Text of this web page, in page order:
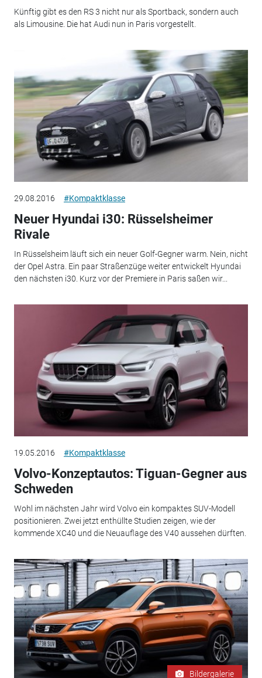
Künftig gibt es den RS 3 nicht nur als Sportback, sondern auch
als Limousine. Die hat Audi nun in Paris vorgestellt.
29.08.2016 #Kompaktklasse
Neuer Hyundai i30: Rüsselsheimer
Rivale
In Rüsselsheim läuft sich ein neuer Golf-Gegner warm. Nein, nicht
der Opel Astra. Ein paar Straßenzüge weiter entwickelt Hyundai
den nächsten i30. Kurz vor der Premiere in Paris saßen wir...
19.05.2016 #Kompaktklasse
Volvo-Konzeptautos: Tiguan-Gegner aus
Schweden
Wohl im nächsten Jahr wird Volvo ein kompaktes SUV-Modell
positionieren. Zwei jetzt enthüllte Studien zeigen, wie der
kommende XC40 und die Neuauflage des V40 aussehen dürften.
Bildergalerie